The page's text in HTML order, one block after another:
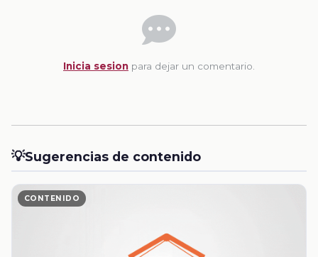
Inicia sesion para dejar un comentario.
💡Sugerencias de contenido
CONTENIDO